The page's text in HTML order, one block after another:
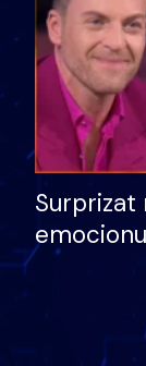
Surprizat
nuk i